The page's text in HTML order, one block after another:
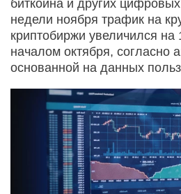
биткоина и других
недели ноября трафик на
криптобиржи увеличился
началом октября, согласно
основанной на данных